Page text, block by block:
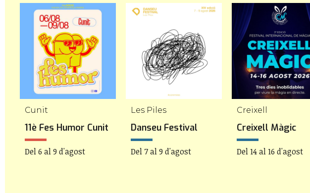
Cunit
11è Fes Humor Cunit
Del 6 al 9 d'agost
Les Piles
Danseu Festival
Del 7 al 9 d'agost
Creixell
Creixell Màgic
Del 14 al 16 d'agost